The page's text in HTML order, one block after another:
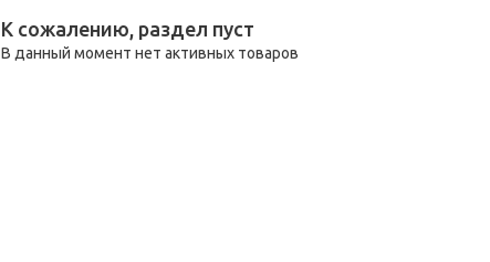
К сожалению, раздел пуст
В данный момент нет активных товаров